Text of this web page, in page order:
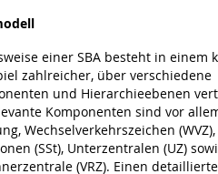
einer SBA besteht in einem
zahlreicher, über verschiedene
und Hierarchieebenen
Komponenten sind vor
Wechselverkehrszeichen (WVZ),
(SSt), Unterzentralen (UZ)
(VRZ). Einen